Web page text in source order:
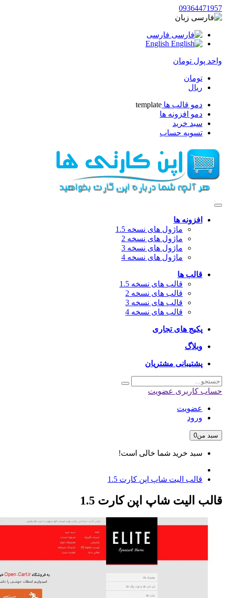
09364471957
زبان
فارسی
واحد پول تومان
تومان
ریال
دمو قالب ها template
دمو افزونه ها
سبد خرید
تسویه حساب
افزونه ها
ماژول های نسخه 1.5
ماژول های نسخه 2
ماژول های نسخه 3
ماژول های نسخه 4
قالب ها
قالب های نسخه 1.5
قالب های نسخه 2
قالب های نسخه 3
قالب های نسخه 4
پکیج های تجاری
وبلاگ
پشتیبانی مشتریان
حساب کاربری عضویت
عضویت
ورود
سبد من0
سبد خرید شما خالی است!
قالب الیت شاپ اپن کارت 1.5
قالب الیت شاپ اپن کارت 1.5